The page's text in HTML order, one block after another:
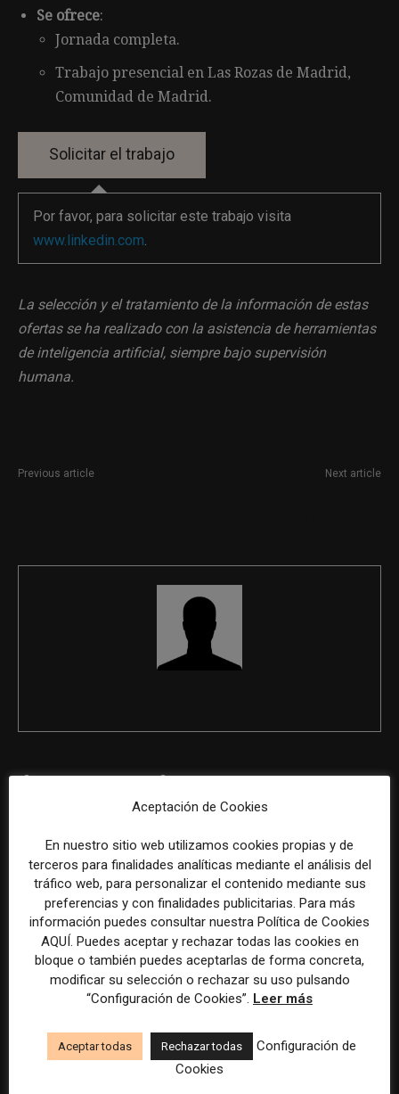
Se ofrece:
Jornada completa.
Trabajo presencial en Las Rozas de Madrid,
Comunidad de Madrid.
Por favor, para solicitar este trabajo visita
www.linkedin.com.
La selección y el tratamiento de la información de estas
ofertas se ha realizado con la asistencia de herramientas
de inteligencia artificial, siempre bajo supervisión
humana.
Previous article Next article
Aceptación de Cookies
En nuestro sitio web utilizamos cookies propias y de
terceros para finalidades analíticas mediante el análisis del
tráfico web, para personalizar el contenido mediante sus
preferencias y con finalidades publicitarias. Para más
información puedes consultar nuestra Política de Cookies
AQUÍ. Puedes aceptar y rechazar todas las cookies en
bloque o también puedes aceptarlas de forma concreta,
modificar su selección o rechazar su uso pulsando
“Configuración de Cookies”. Leer más
Aceptar todas Rechazar todas
Configuración de
Cookies